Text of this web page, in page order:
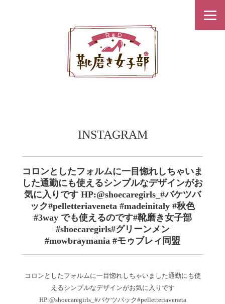
INSTAGRAM
コロンとしたフォルムに一目惚れしちゃいま
した通勤にも使えるシンプルなデザインがお
気に入りです️ HP:@shoecaregirls_#バケツバ
ック#pelletteriaveneta #madeinitaly #秋色
#3way でも使えるのです#靴磨き女子部
#shoecaregirls#グリーンメン
#mowbraymania #モゥブレィ同盟
コロンとしたフォルムに一目惚れしちゃいました通勤にも使
えるシンプルなデザインがお気に入りです️
HP:@shoecaregirls_#バケツバック#pelletteriaveneta